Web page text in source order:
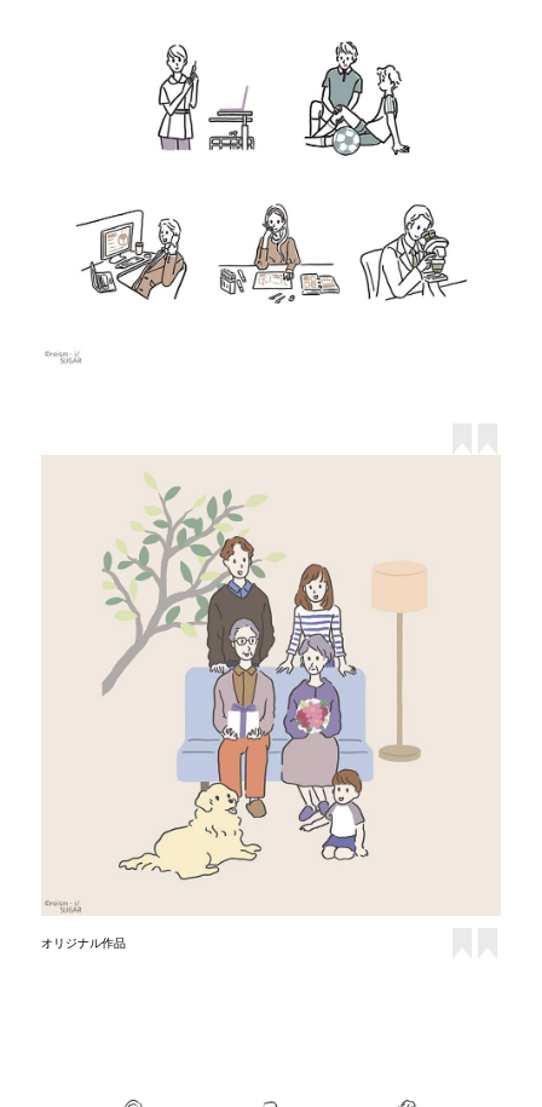
オリジナル作品